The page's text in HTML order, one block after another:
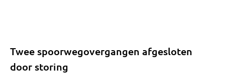
Twee spoorwegovergangen afgesloten
door storing